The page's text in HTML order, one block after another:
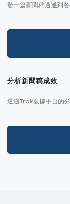
發一篇新聞稿透通到
分析新聞稿成效
透過Trek數據平台的